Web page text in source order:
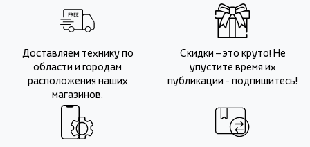
Доставляем технику по
области и городам
расположения наших
магазинов.
Скидки – это круто! Не
упустите время их
публикации - подпишитесь!